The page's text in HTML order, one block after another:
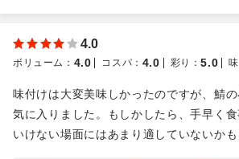
4.0
ボリューム ： 4.0 コスパ ： 4.0 彩り ：5.0 味
味付けは大変美味しかったのですが、鯖
気に入りました。もしかしたら、手早く
いけない場面にはあまり適していないかも